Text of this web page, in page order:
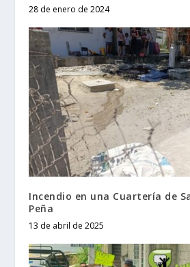
28 de enero de 2024
Incendio en una Cuartería de
Peña
13 de abril de 2025